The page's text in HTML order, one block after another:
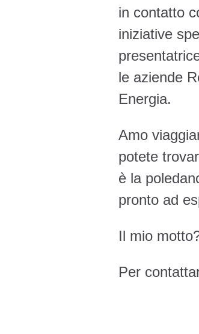
in contatto
iniziative
le aziende
Energia.
Amo
potete
è la
pronto ad
Il mio
Per